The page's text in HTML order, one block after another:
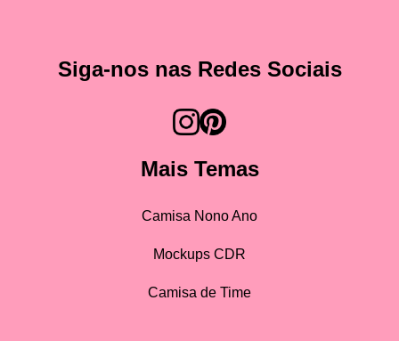
Siga-nos nas Redes Sociais
Mais Temas
Camisa Nono Ano
Mockups CDR
Camisa de Time